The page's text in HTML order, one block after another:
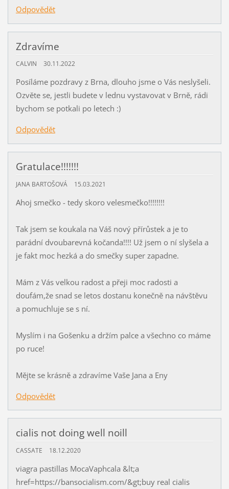
Odpovědět
Zdravíme
CALVIN 30.11.2022
Posíláme pozdravy z Brna, dlouho jsme o Vás neslyšeli.
Ozvěte se, jestli budete v lednu vystavovat v Brně, rádi
bychom se potkali po letech :)
Odpovědět
Gratulace!!!!!!!
JANA BARTOŠOVÁ 15.03.2021
Ahoj smečko - tedy skoro velesmečko!!!!!!!!
Tak jsem se koukala na Váš nový přírůstek a je to
parádní dvoubarevná kočanda!!!! Už jsem o ní slyšela a
je fakt moc hezká a do smečky super zapadne.
Mám z Vás velkou radost a přeji moc radosti a
doufám,že snad se letos dostanu konečně na návštěvu
a pomuchluje se s ní.
Myslím i na Gošenku a držím palce a všechno co máme
po ruce!
Mějte se krásně a zdravíme Vaše Jana a Eny
Odpovědět
cialis not doing well noill
CASSATE 18.12.2020
viagra pastillas MocaVaphcala &lt;a
href=https://bansocialism.com/&gt;buy real cialis